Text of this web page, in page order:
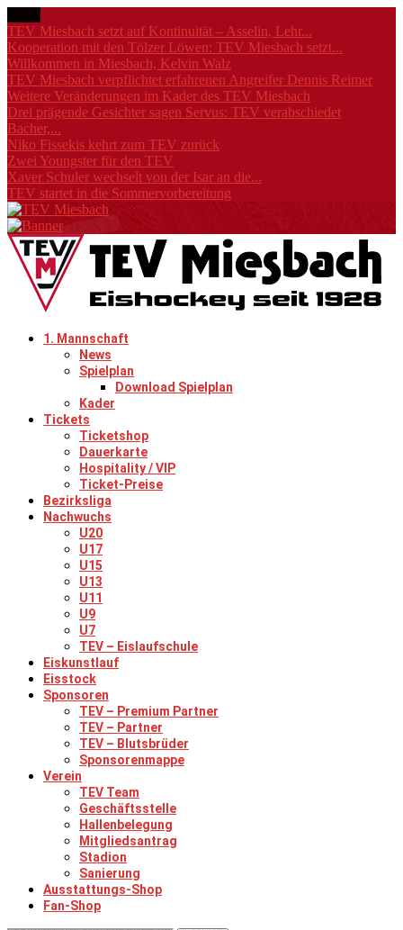
TEV Miesbach setzt auf Kontinuität – Asselin, Lehr...
Kooperation mit den Tölzer Löwen: TEV Miesbach setzt...
Willkommen in Miesbach, Kelvin Walz
TEV Miesbach verpflichtet erfahrenen Angreifer Dennis Reimer
Weitere Veränderungen im Kader des TEV Miesbach
Drei prägende Gesichter sagen Servus: TEV verabschiedet
Bacher,...
Niko Fissekis kehrt zum TEV zurück
Zwei Youngster für den TEV
Xaver Schuler wechselt von der Isar an die...
TEV startet in die Sommervorbereitung
1. Mannschaft
News
Spielplan
Download Spielplan
Kader
Tickets
Ticketshop
Dauerkarte
Hospitality / VIP
Ticket-Preise
Bezirksliga
Nachwuchs
U20
U17
U15
U13
U11
U9
U7
TEV – Eislaufschule
Eiskunstlauf
Eisstock
Sponsoren
TEV – Premium Partner
TEV – Partner
TEV – Blutsbrüder
Sponsorenmappe
Verein
TEV Team
Geschäftsstelle
Hallenbelegung
Mitgliedsantrag
Stadion
Sanierung
Ausstattungs-Shop
Fan-Shop